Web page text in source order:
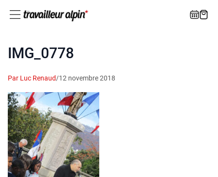
IMG_0778
Par Luc Renaud/12 novembre 2018